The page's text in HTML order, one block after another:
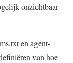
onzichtbaar
en agent-
van hoe